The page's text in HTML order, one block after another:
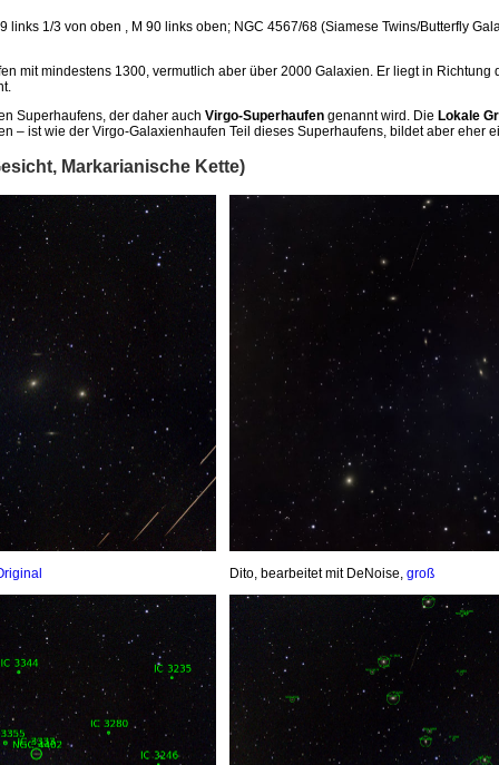
links 1/3 von oben , M 90 links oben; NGC 4567/68 (Siamese Twins/Butterfly
mit mindestens 1300, vermutlich aber über 2000 Galaxien. Er liegt in Richtung
Superhaufens, der daher auch Virgo-Superhaufen genannt wird. Die Lokale
– ist wie der Virgo-Galaxienhaufen Teil dieses Superhaufens, bildet aber eher
Markarianische Kette)
Dito, bearbeitet mit DeNoise, groß